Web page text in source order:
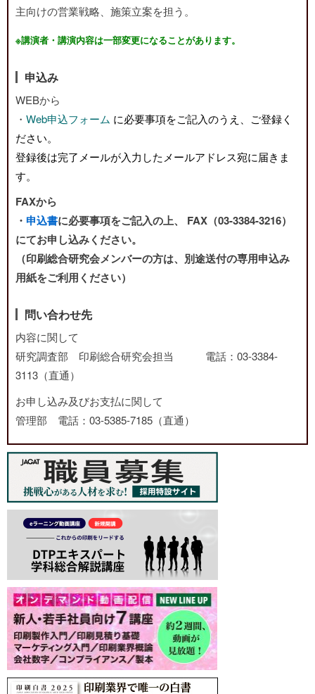
主向けの営業戦略、施策立案を担う。
※講演者・講演内容は一部変更になることがあります。
申込み
WEBから
・ Web申込フォーム に必要事項をご記入のうえ、ご登録く
ださい。
登録後は完了メールが入力したメールアドレス宛に届きま
す。
FAXから
・ 申込書に必要事項をご記入の上、 FAX（03-3384-3216）
にてお申し込みください。
（印刷総合研究会メンバーの方は、別途送付の専用申込み
用紙をご利用ください）
問い合わせ先
内容に関して
研究調査部 印刷総合研究会担当 電話：03-3384-
3113（直通）
お申し込み及びお支払に関して
管理部 電話：03-5385-7185（直通）